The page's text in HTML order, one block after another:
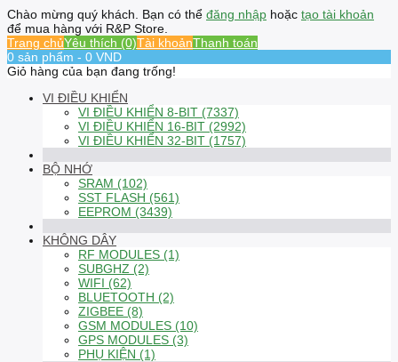
Chào mừng quý khách. Bạn có thể đăng nhập hoặc tạo tài khoản
để mua hàng với R&P Store.
Trang chủYêu thích (0)Tài khoảnThanh toán
0 sản phẩm - 0 VND
Giỏ hàng của bạn đang trống!
VI ĐIỀU KHIỂN
VI ĐIỀU KHIỂN 8-BIT (7337)
VI ĐIỀU KHIỂN 16-BIT (2992)
VI ĐIỀU KHIỂN 32-BIT (1757)
BỘ NHỚ
SRAM (102)
SST FLASH (561)
EEPROM (3439)
KHÔNG DÂY
RF MODULES (1)
SUBGHZ (2)
WIFI (62)
BLUETOOTH (2)
ZIGBEE (8)
GSM MODULES (10)
GPS MODULES (3)
PHỤ KIỆN (1)